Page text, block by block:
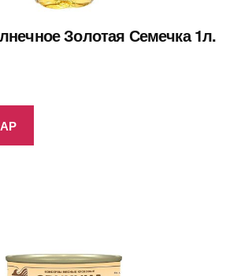
Золотая Семечка 1л.